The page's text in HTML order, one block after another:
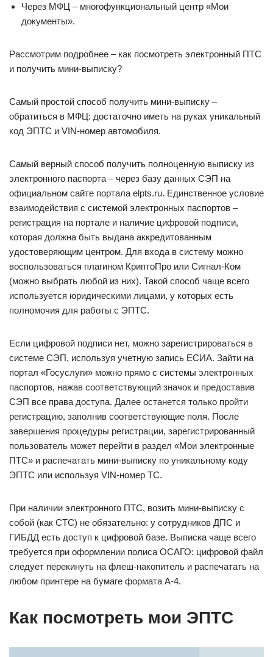
Через МФЦ – многофункциональный центр «Мои
документы».
Рассмотрим подробнее – как посмотреть электронный ПТС
и получить мини-выписку?
Самый простой способ получить мини-выписку –
обратиться в МФЦ: достаточно иметь на руках уникальный
код ЭПТС и VIN-номер автомобиля.
Самый верный способ получить полноценную выписку из
электронного паспорта – через базу данных СЭП на
официальном сайте портала elpts.ru. Единственное условие
взаимодействия с системой электронных паспортов –
регистрация на портале и наличие цифровой подписи,
которая должна быть выдана аккредитованным
удостоверяющим центром. Для входа в систему можно
воспользоваться плагином КриптоПро или Сигнал-Ком
(можно выбрать любой из них). Такой способ чаще всего
используется юридическими лицами, у которых есть
полномочия для работы с ЭПТС.
Если цифровой подписи нет, можно зарегистрироваться в
системе СЭП, используя учетную запись ЕСИА. Зайти на
портал «Госуслуги» можно прямо с системы электронных
паспортов, нажав соответствующий значок и предоставив
СЭП все права доступа. Далее останется только пройти
регистрацию, заполнив соответствующие поля. После
завершения процедуры регистрации, зарегистрированный
пользователь может перейти в раздел «Мои электронные
ПТС» и распечатать мини-выписку по уникальному коду
ЭПТС или используя VIN-номер ТС.
При наличии электронного ПТС, возить мини-выписку с
собой (как СТС) не обязательно: у сотрудников ДПС и
ГИБДД есть доступ к цифровой базе. Выписка чаще всего
требуется при оформлении полиса ОСАГО: цифровой файл
следует перекинуть на флеш-накопитель и распечатать на
любом принтере на бумаге формата А-4.
Как посмотреть мои ЭПТС